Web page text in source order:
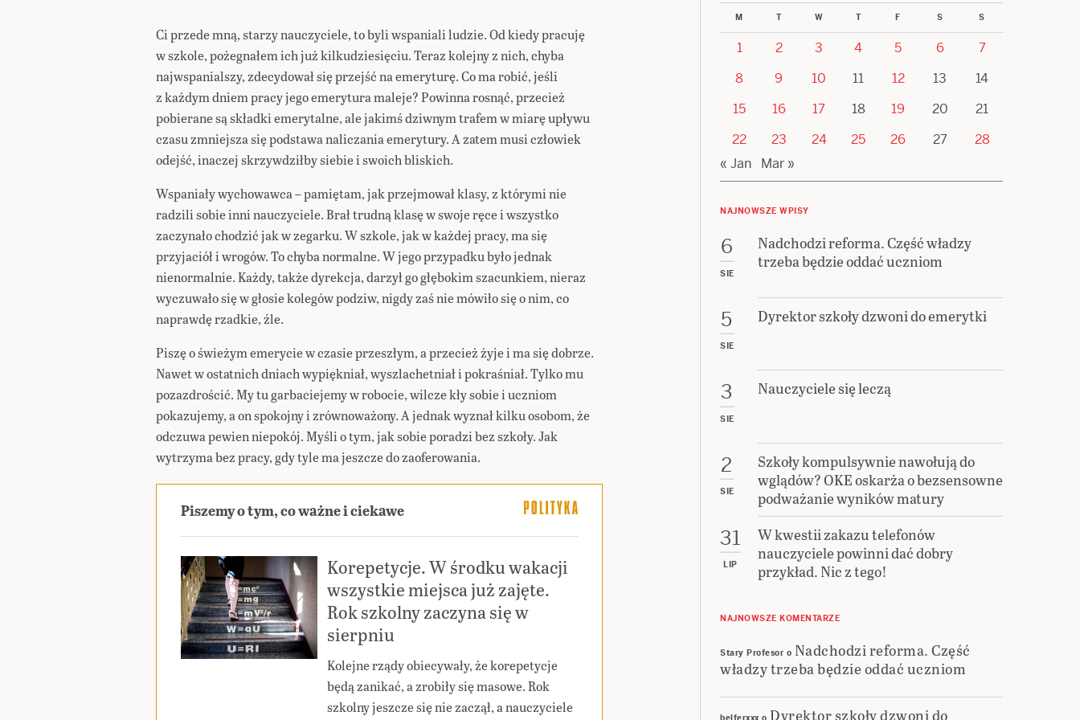
Ci przede mną, starzy nauczyciele, to byli wspaniali ludzie. Od kiedy pracuję
w szkole, pożegnałem ich już kilkudziesięciu. Teraz kolejny z nich, chyba
najwspanialszy, zdecydował się przejść na emeryturę. Co ma robić, jeśli
z każdym dniem pracy jego emerytura maleje? Powinna rosnąć, przecież
pobierane są składki emerytalne, ale jakimś dziwnym trafem w miarę upływu
czasu zmniejsza się podstawa naliczania emerytury. A zatem musi człowiek
odejść, inaczej skrzywdziłby siebie i swoich bliskich.
Wspaniały wychowawca – pamiętam, jak przejmował klasy, z którymi nie
radzili sobie inni nauczyciele. Brał trudną klasę w swoje ręce i wszystko
zaczynało chodzić jak w zegarku. W szkole, jak w każdej pracy, ma się
przyjaciół i wrogów. To chyba normalne. W jego przypadku było jednak
nienormalnie. Każdy, także dyrekcja, darzył go głębokim szacunkiem, nieraz
wyczuwało się w głosie kolegów podziw, nigdy zaś nie mówiło się o nim, co
naprawdę rzadkie, źle.
Piszę o świeżym emerycie w czasie przeszłym, a przecież żyje i ma się dobrze.
Nawet w ostatnich dniach wypiękniał, wyszlachetniał i pokraśniał. Tylko mu
pozazdrościć. My tu garbaciejemy w robocie, wilcze kły sobie i uczniom
pokazujemy, a on spokojny i zrównoważony. A jednak wyznał kilku osobom, że
odczuwa pewien niepokój. Myśli o tym, jak sobie poradzi bez szkoły. Jak
wytrzyma bez pracy, gdy tyle ma jeszcze do zaoferowania.
Piszemy o tym, co ważne i ciekawe
Korepetycje. W środku wakacji
wszystkie miejsca już zajęte.
Rok szkolny zaczyna się w
sierpniu
Kolejne rządy obiecywały, że korepetycje
będą zanikać, a zrobiły się masowe. Rok
szkolny jeszcze się nie zaczął, a nauczyciele
M T W T F S S
1 2 3 4 5 6
7
8
9 10 11 12 13
14
15
16 17 18 19 20
21
22
23 24 25 26 27
28
« Jan
Mar »
NAJNOWSZE WPISY
6
SIE
Nadchodzi reforma. Część władzy
trzeba będzie oddać uczniom
5
SIE
Dyrektor szkoły dzwoni do emerytki
3
SIE
Nauczyciele się leczą
2
SIE
Szkoły kompulsywnie nawołują do
wglądów? OKE oskarża o bezsensowne
podważanie wyników matury
31
LIP
W kwestii zakazu telefonów
nauczyciele powinni dać dobry
przykład. Nic z tego!
NAJNOWSZE KOMENTARZE
Stary Profesor o Nadchodzi reforma. Część
władzy trzeba będzie oddać uczniom
Dyrektor szkoły dzwoni do